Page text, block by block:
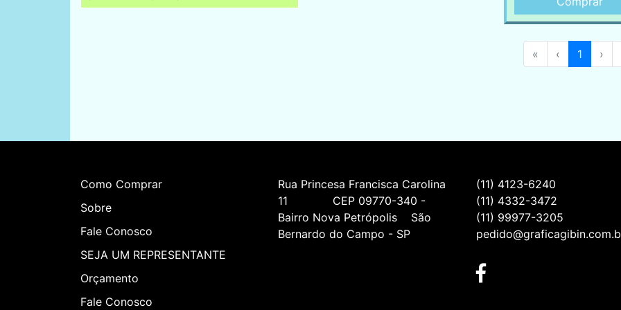
« ‹ 1 ›
Como Comprar
Sobre
Fale Conosco
SEJA UM REPRESENTANTE
Orçamento
Fale Conosco
Rua Princesa Francisca Carolina
11             CEP 09770-340 -
Bairro Nova Petrópolis    São
Bernardo do Campo - SP
(11) 4123-6240
(11) 4332-3472
(11) 99977-3205